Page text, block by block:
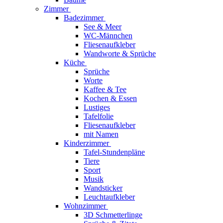
Zimmer
Badezimmer
See & Meer
WC-Männchen
Fliesenaufkleber
Wandworte & Sprüche
Küche
Sprüche
Worte
Kaffee & Tee
Kochen & Essen
Lustiges
Tafelfolie
Fliesenaufkleber
mit Namen
Kinderzimmer
Tafel-Stundenpläne
Tiere
Sport
Musik
Wandsticker
Leuchtaufkleber
Wohnzimmer
3D Schmetterlinge